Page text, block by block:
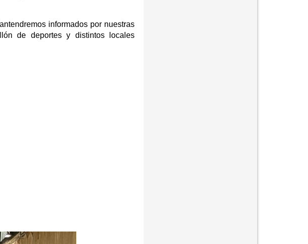
informados por nuestras
de deportes y distintos locales